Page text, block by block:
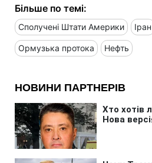
Більше по темі:
Сполучені Штати Америки Іран
Ормузька протока Нефть